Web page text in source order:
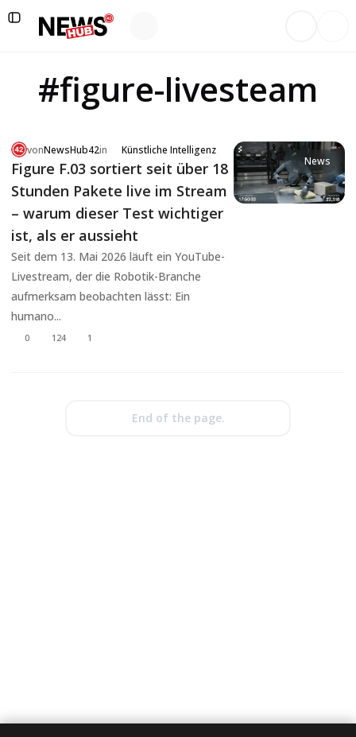
#figure-livesteam
vonNewsHub42in Künstliche Intelligenz
Figure F.03 sortiert seit über 18
Stunden Pakete live im Stream
– warum dieser Test wichtiger
ist, als er aussieht
Seit dem 13. Mai 2026 läuft ein YouTube-
Livestream, der die Robotik-Branche
aufmerksam beobachten lässt: Ein
humano...
0 124 1
News
End of the page.